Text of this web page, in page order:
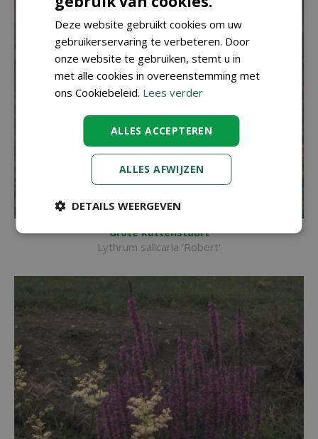
Grote kattenstaart
Lythrum salicaria 'Robert'
Deze website gebruikt cookies om uw
gebruikerservaring te verbeteren. Door
onze website te gebruiken, stemt u in
met alle cookies in overeenstemming met
ons Cookiebeleid. Lees verder
ALLES ACCEPTEREN
ALLES AFWIJZEN
DETAILS WEERGEVEN